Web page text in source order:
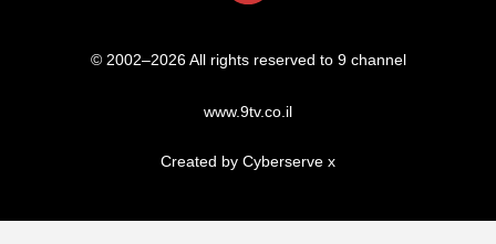
© 2002–2026 All rights reserved to 9 channel
www.9tv.co.il
Created by Cyberserve x